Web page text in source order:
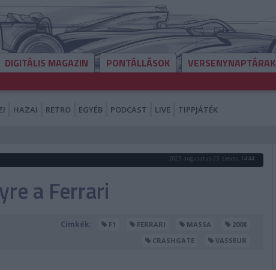
DIGITÁLIS MAGAZIN PONTÁLLÁSOK VERSENYNAPTÁRAK
HAZAI RETRO EGYÉB PODCAST LIVE TIPPJÁTÉK
2023. augusztus 23. szerda, 14:44
a Ferrari
Címkék: F1 FERRARI MASSA
2008
CRASHGATE
VASSEUR